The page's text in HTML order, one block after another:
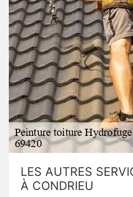
LES AUTRES
À CONDRIEU